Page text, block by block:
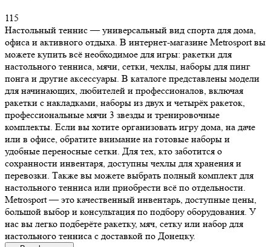
115
Настольный теннис — универсальный вид спорта для дома,
офиса и активного отдыха. В интернет-магазине Metrosport вы
можете купить всё необходимое для игры: ракетки для
настольного тенниса, мячи, сетки, чехлы, наборы для пинг
понга и другие аксессуары. В каталоге представлены модели
для начинающих, любителей и профессионалов, включая
ракетки с накладками, наборы из двух и четырёх ракеток,
профессиональные мячи 3 звезды и тренировочные
комплекты. Если вы хотите организовать игру дома, на даче
или в офисе, обратите внимание на готовые наборы и
удобные переносные сетки. Для тех, кто заботится о
сохранности инвентаря, доступны чехлы для хранения и
перевозки. Также вы можете выбрать полный комплект для
настольного тенниса или приобрести всё по отдельности.
Metrosport — это качественный инвентарь, доступные цены,
большой выбор и консультация по подбору оборудования. У
нас вы легко подберёте ракетку, мяч, сетку или набор для
настольного тенниса с доставкой по Донецку.